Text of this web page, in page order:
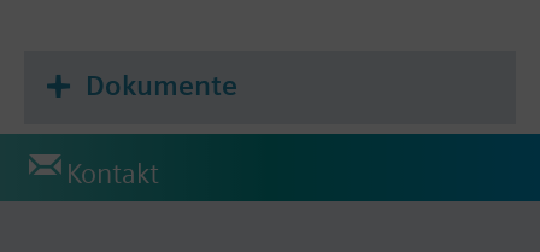
Dokumente
Kontakt